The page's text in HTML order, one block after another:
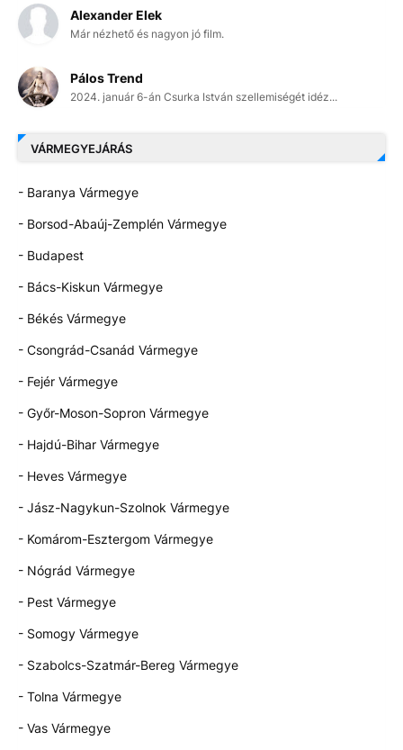
Alexander Elek
Már nézhető és nagyon jó film.
Pálos Trend
2024. január 6-án Csurka István szellemiségét idéz...
VÁRMEGYEJÁRÁS
- Baranya Vármegye
- Borsod-Abaúj-Zemplén Vármegye
- Budapest
- Bács-Kiskun Vármegye
- Békés Vármegye
- Csongrád-Csanád Vármegye
- Fejér Vármegye
- Győr-Moson-Sopron Vármegye
- Hajdú-Bihar Vármegye
- Heves Vármegye
- Jász-Nagykun-Szolnok Vármegye
- Komárom-Esztergom Vármegye
- Nógrád Vármegye
- Pest Vármegye
- Somogy Vármegye
- Szabolcs-Szatmár-Bereg Vármegye
- Tolna Vármegye
- Vas Vármegye